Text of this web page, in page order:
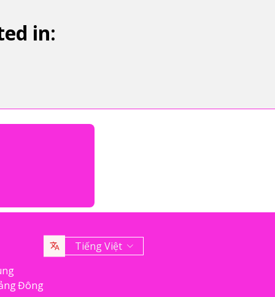
in:
Đông
Tiếng Việt